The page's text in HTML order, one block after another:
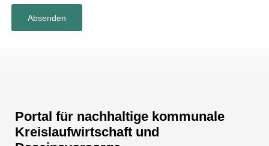
Portal für nachhaltige kommunale
Kreislaufwirtschaft und